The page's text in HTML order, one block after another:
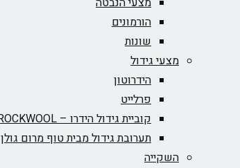
הורמונים
שונות
מצעי גידול
הידרוטון
פרלייט
קוביית גידול הידרו – ROCKWOOL‏
תערובת גידול מבית טוף מרום גולן
השקייה